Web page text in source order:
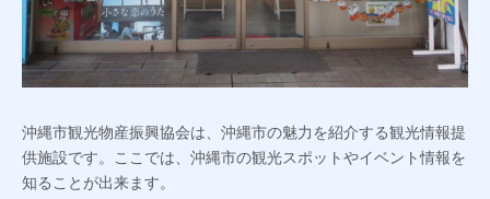
沖縄市観光物産振興協会は、沖縄市の魅力を紹介する観光情報提
供施設です。ここでは、沖縄市の観光スポットやイベント情報を
知ることが出来ます。